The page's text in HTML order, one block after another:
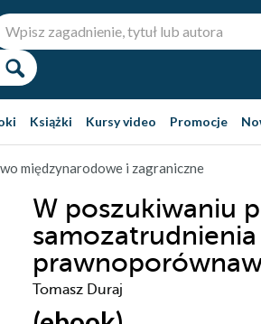
Książki Kursy video Promocje
międzynarodowe i zagraniczne
W poszukiwaniu
Tomasz Duraj